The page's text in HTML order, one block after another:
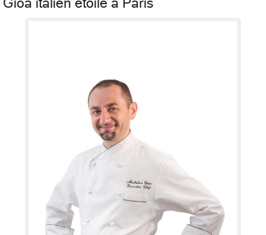
Gioa italien étoilé à Paris